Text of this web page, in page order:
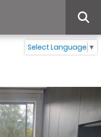
Select Language ▼